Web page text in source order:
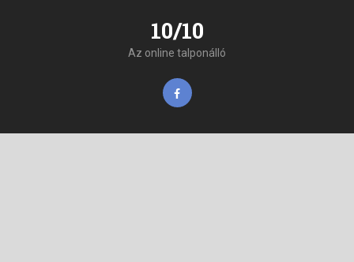
10/10
Az online talponálló